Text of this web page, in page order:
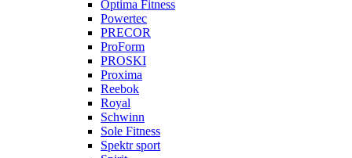
Optima Fitness
Powertec
PRECOR
ProForm
PROSKI
Proxima
Reebok
Royal
Schwinn
Sole Fitness
Spektr sport